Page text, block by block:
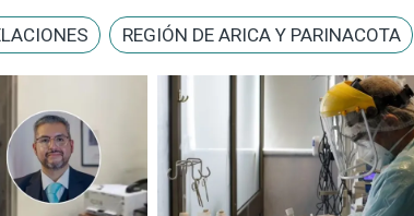
REGIÓN DE ARICA Y PARINACOTA